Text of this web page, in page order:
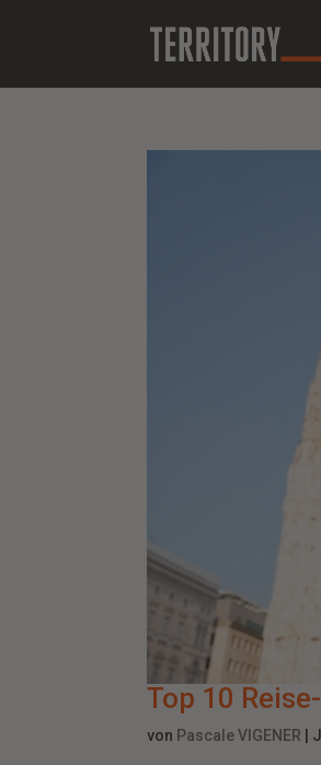
Top 10
von Pascale VIGENER